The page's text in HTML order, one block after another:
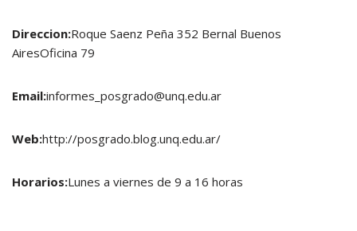
Direccion:Roque Saenz Peña 352 Bernal Buenos
AiresOficina 79
Email:informes_posgrado@unq.edu.ar
Web:http://posgrado.blog.unq.edu.ar/
Horarios:Lunes a viernes de 9 a 16 horas